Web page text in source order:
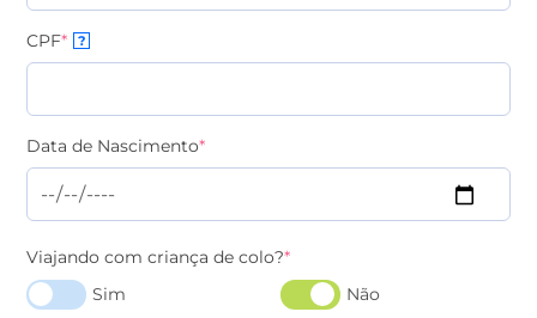
CPF* ?
Data de Nascimento*
Viajando com criança de colo?*
Sim
Não